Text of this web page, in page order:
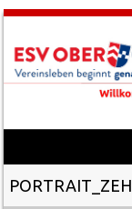
Skip to content